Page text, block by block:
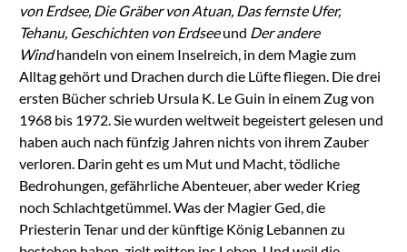
von Erdsee, Die Gräber von Atuan, Das fernste Ufer,
Tehanu, Geschichten von Erdseeund Der andere
Windhandeln von einem Inselreich, in dem Magie zum
Alltag gehört und Drachen durch die Lüfte fliegen. Die drei
ersten Bücher schrieb Ursula K. Le Guin in einem Zug von
1968 bis 1972. Sie wurden weltweit begeistert gelesen und
haben auch nach fünfzig Jahren nichts von ihrem Zauber
verloren. Darin geht es um Mut und Macht, tödliche
Bedrohungen, gefährliche Abenteuer, aber weder Krieg
noch Schlachtgetümmel. Was der Magier Ged, die
Priesterin Tenar und der künftige König Lebannen zu